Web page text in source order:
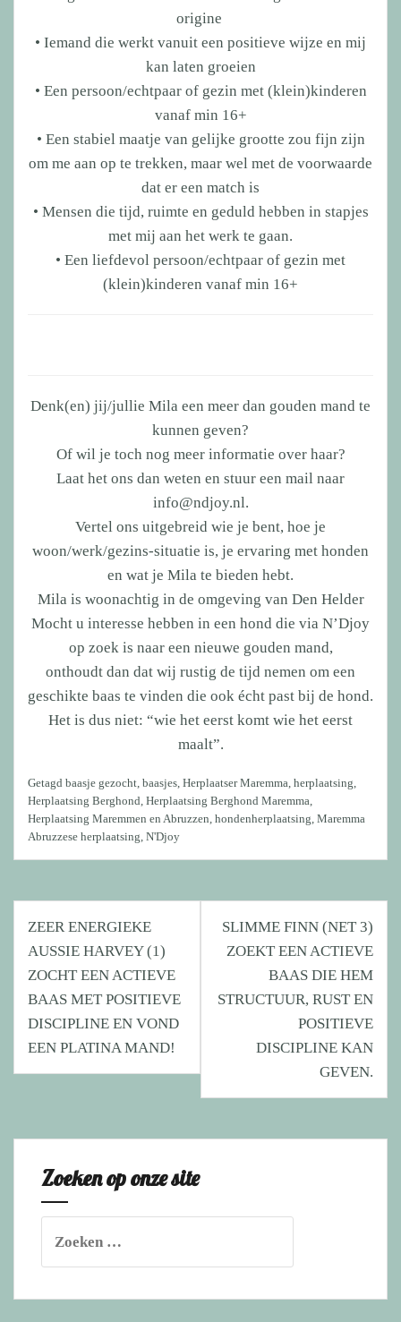
origine
• Iemand die werkt vanuit een positieve wijze en mij
kan laten groeien
• Een persoon/echtpaar of gezin met (klein)kinderen
vanaf min 16+
• Een stabiel maatje van gelijke grootte zou fijn zijn
om me aan op te trekken, maar wel met de voorwaarde
dat er een match is
• Mensen die tijd, ruimte en geduld hebben in stapjes
met mij aan het werk te gaan.
• Een liefdevol persoon/echtpaar of gezin met
(klein)kinderen vanaf min 16+
Denk(en) jij/jullie Mila een meer dan gouden mand te
kunnen geven?
Of wil je toch nog meer informatie over haar?
Laat het ons dan weten en stuur een mail naar
info@ndjoy.nl.
Vertel ons uitgebreid wie je bent, hoe je
woon/werk/gezins-situatie is, je ervaring met honden
en wat je Mila te bieden hebt.
Mila is woonachtig in de omgeving van Den Helder
Mocht u interesse hebben in een hond die via N’Djoy
op zoek is naar een nieuwe gouden mand,
onthoudt dan dat wij rustig de tijd nemen om een
geschikte baas te vinden die ook écht past bij de hond.
Het is dus niet: “wie het eerst komt wie het eerst
maalt”.
Getagd baasje gezocht baasjes Herplaatser Maremma herplaatsing
Herplaatsing Berghond Herplaatsing Berghond Maremma
Herplaatsing Maremmen en Abruzzen hondenherplaatsing Maremma
Abruzzese herplaatsing N'Djoy
Bericht
navigatie
ZEER ENERGIEKE
AUSSIE HARVEY (1)
ZOCHT EEN ACTIEVE
BAAS MET POSITIEVE
DISCIPLINE EN VOND
EEN PLATINA MAND!
SLIMME FINN (NET 3)
ZOEKT EEN ACTIEVE
BAAS DIE HEM
STRUCTUUR, RUST EN
POSITIEVE
DISCIPLINE KAN
GEVEN.
Zoeken op onze site
naar: